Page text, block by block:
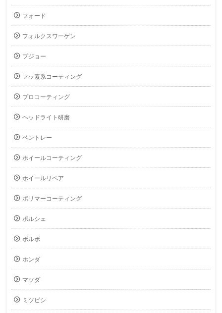
フォード
フォルクスワーゲン
プジョー
フッ素系コーティング
プロコーティング
ヘッドライト研磨
ベントレー
ホイールコーティング
ホイールリペア
ポリマーコーティング
ポルシェ
ボルボ
ホンダ
マツダ
ミツビシ